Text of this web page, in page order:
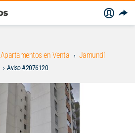
Apartamentos en Venta Jamundí
Aviso #2076120